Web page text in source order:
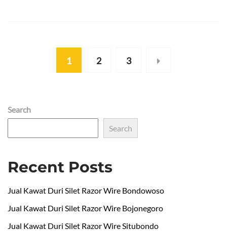
1 2 3
Search
Search
Recent Posts
Jual Kawat Duri Silet Razor Wire Bondowoso
Jual Kawat Duri Silet Razor Wire Bojonegoro
Jual Kawat Duri Silet Razor Wire Situbondo